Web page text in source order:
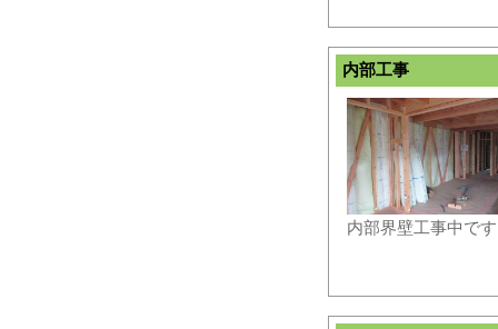
内部工事
内部界壁工事中で